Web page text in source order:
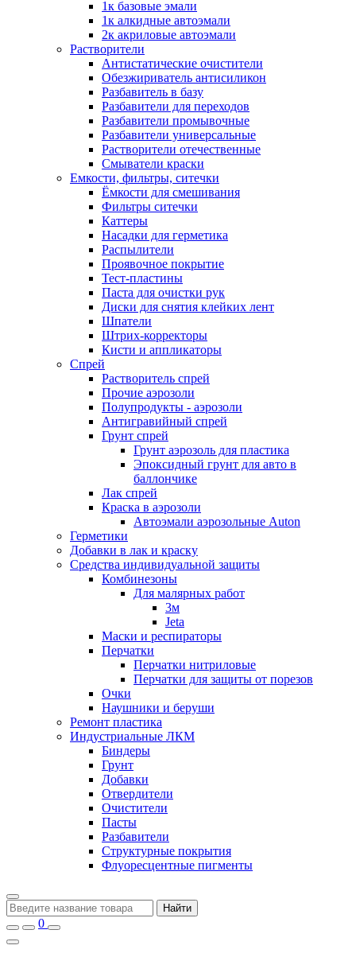
1к базовые эмали
1к алкидные автоэмали
2к акриловые автоэмали
Растворители
Антистатические очистители
Обезжириватель антисиликон
Разбавитель в базу
Разбавители для переходов
Разбавители промывочные
Разбавители универсальные
Растворители отечественные
Смыватели краски
Емкости, фильтры, ситечки
Ёмкости для смешивания
Фильтры ситечки
Каттеры
Насадки для герметика
Распылители
Проявочное покрытие
Тест-пластины
Паста для очистки рук
Диски для снятия клейких лент
Шпатели
Штрих-корректоры
Кисти и аппликаторы
Спрей
Растворитель спрей
Прочие аэрозоли
Полупродукты - аэрозоли
Антигравийный спрей
Грунт спрей
Грунт аэрозоль для пластика
Эпоксидный грунт для авто в
баллончике
Лак спрей
Краска в аэрозоли
Автоэмали аэрозольные Auton
Герметики
Добавки в лак и краску
Средства индивидуальной защиты
Комбинезоны
Для малярных работ
3м
Jeta
Маски и респираторы
Перчатки
Перчатки нитриловые
Перчатки для защиты от порезов
Очки
Наушники и беруши
Ремонт пластика
Индустриальные ЛКМ
Биндеры
Грунт
Добавки
Отвердители
Очистители
Пасты
Разбавители
Структурные покрытия
Флуоресцентные пигменты
Найти
0